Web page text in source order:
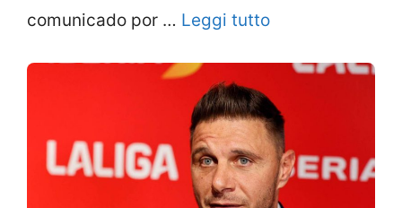
comunicado por … Leggi tutto